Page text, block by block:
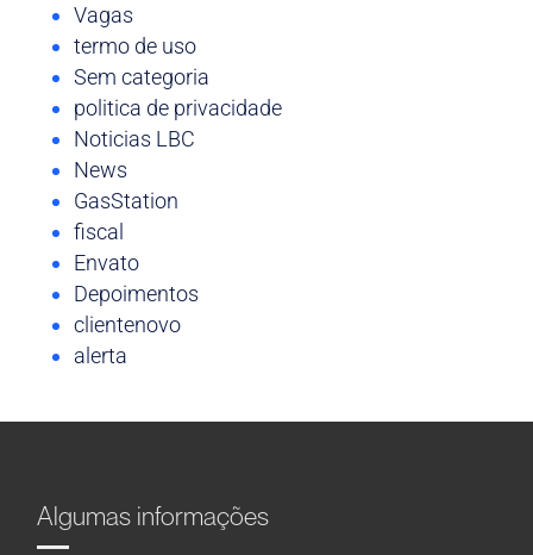
Vagas
termo de uso
Sem categoria
politica de privacidade
Noticias LBC
News
GasStation
fiscal
Envato
Depoimentos
clientenovo
alerta
Algumas informações